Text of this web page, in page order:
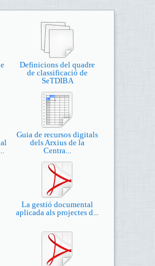
Definicions del quadre
de classificació de
SeTDIBA
Guia de recursos digitals
dels Arxius de la
Centra...
La gestió documental
aplicada als projectes d...